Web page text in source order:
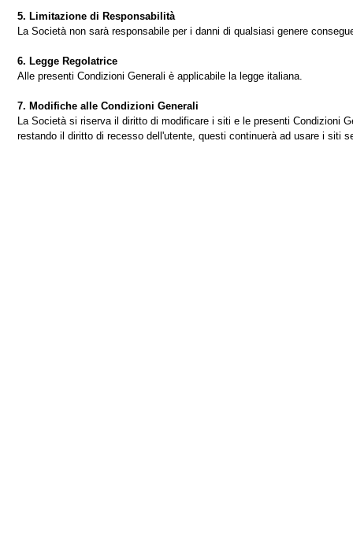
5. Limitazione di Responsabilità
La Società non sarà responsabile per i danni di qualsiasi genere
6. Legge Regolatrice
Alle presenti Condizioni Generali è applicabile la legge italiana.
7. Modifiche alle Condizioni Generali
La Società si riserva il diritto di modificare i siti e le presenti Condizioni
restando il diritto di recesso dell'utente, questi continuerà ad usare i siti